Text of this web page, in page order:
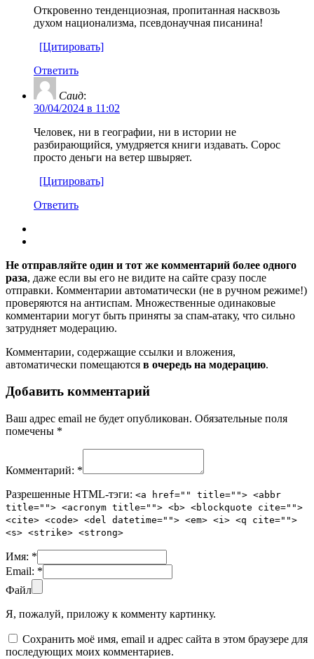
Откровенно тенденциозная, пропитанная насквозь
духом национализма, псевдонаучная писанина!
[Цитировать]
Ответить
Саид:
30/04/2024 в 11:02
Человек, ни в географии, ни в истории не
разбирающийся, умудряется книги издавать. Сорос
просто деньги на ветер швыряет.
[Цитировать]
Ответить
Не отправляйте один и тот же комментарий более одного
раза, даже если вы его не видите на сайте сразу после
отправки. Комментарии автоматически (не в ручном режиме!)
проверяются на антиспам. Множественные одинаковые
комментарии могут быть приняты за спам-атаку, что сильно
затрудняет модерацию.
Комментарии, содержащие ссылки и вложения,
автоматически помещаются в очередь на модерацию.
Добавить комментарий
Ваш адрес email не будет опубликован. Обязательные поля
помечены *
Комментарий: *
Разрешенные HTML-тэги: <a href="" title=""> <abbr
title=""> <acronym title=""> <b> <blockquote cite="">
<cite> <code> <del datetime=""> <em> <i> <q cite="">
<s> <strike> <strong>
Имя: *
Email: *
Файл
Я, пожалуй, приложу к комменту картинку.
Сохранить моё имя, email и адрес сайта в этом браузере для
последующих моих комментариев.